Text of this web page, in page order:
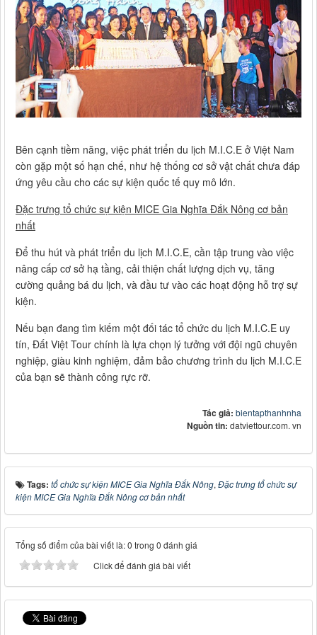
Bên cạnh tiềm năng, việc phát triển du lịch M.I.C.E ở Việt Nam
còn gặp một số hạn chế, như hệ thống cơ sở vật chất chưa đáp
ứng yêu cầu cho các sự kiện quốc tế quy mô lớn.
Đặc trưng tổ chức sự kiện MICE Gia Nghĩa Đắk Nông cơ bản
nhất
Để thu hút và phát triển du lịch M.I.C.E, cần tập trung vào việc
nâng cấp cơ sở hạ tầng, cải thiện chất lượng dịch vụ, tăng
cường quảng bá du lịch, và đầu tư vào các hoạt động hỗ trợ sự
kiện.
Nếu bạn đang tìm kiếm một đối tác tổ chức du lịch M.I.C.E uy
tín, Đất Việt Tour chính là lựa chọn lý tưởng với đội ngũ chuyên
nghiệp, giàu kinh nghiệm, đảm bảo chương trình du lịch M.I.C.E
của bạn sẽ thành công rực rỡ.
Tác giả: bientapthanhnha
Nguồn tin: datviettour.com. vn
Tags: tổ chức sự kiện MICE Gia Nghĩa Đắk Nông, Đặc trưng tổ chức sự
kiện MICE Gia Nghĩa Đắk Nông cơ bản nhất
Tổng số điểm của bài viết là: 0 trong 0 đánh giá
Click để đánh giá bài viết